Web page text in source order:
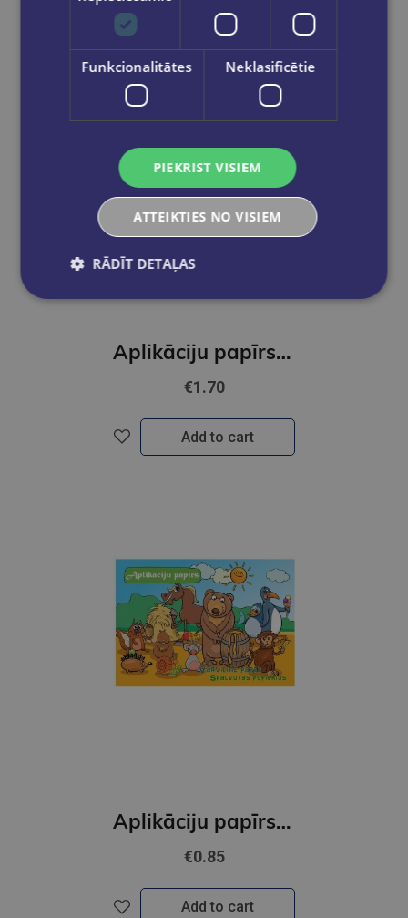
Aplikāciju papīrs, A3, divpusīgs, 8 krāsas
€1.70
Add to cart
Aplikāciju papīrs, divpusīgs, A4, 8 krāsas
€0.85
Add to cart
Funkcionalitātes Neklasificētie
PIEKRIST VISIEM
ATTEIKTIES NO VISIEM
RĀDĪT DETAĻAS